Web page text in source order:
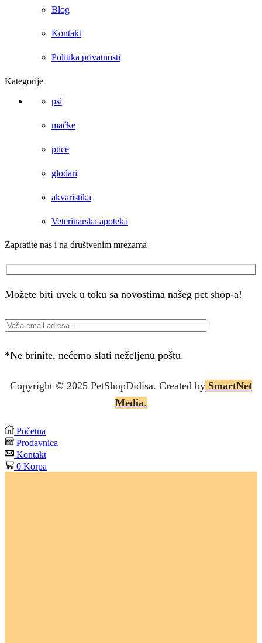
Blog
Kontakt
Politika privatnosti
Kategorije
psi
mačke
ptice
glodari
akvaristika
Veterinarska apoteka
Zapratite nas i na društvenim mrezama
Facebook
Instagram
Možete biti uvek u toku sa novostima našeg pet shop-a!
*Ne brinite, nećemo slati neželjenu poštu.
Copyright © 2025 PetShopDidisa. Created by SmartNet
Media.
Početna
Prodavnica
Kontakt
0 Korpa